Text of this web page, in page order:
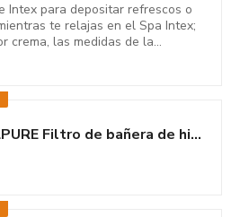
Intex para depositar refrescos o
te relajas en el Spa Intex;
crema, las medidas de la...
POOLPURE Filtro de bañera de hidromasaje, 29001E, Filtro PureSpa Tipo S1,...